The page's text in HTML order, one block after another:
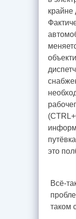
крайне
это
Всё-
таком